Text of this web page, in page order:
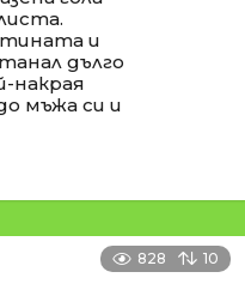
и
дълго
накрая
мъжа си и
828 10